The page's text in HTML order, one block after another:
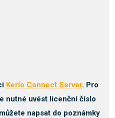
Kerio Connect Server. Pro
nutné uvést licenční číslo
napsat do poznámky